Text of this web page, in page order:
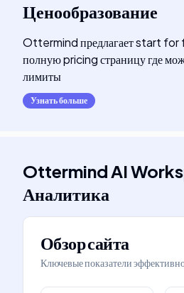
Ценообразование
Ottermind предлагает start for
полную pricing страницу где
лимиты
Узнать больше
Ottermind AI
Аналитика
Обзор сайта
Ключевые показатели